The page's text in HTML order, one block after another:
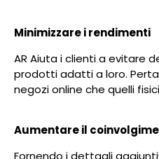
Minimizzare i rendimenti
AR Aiuta i clienti a evitare
prodotti adatti a loro.
negozi online che quelli
Aumentare il
Fornendo i dettagli